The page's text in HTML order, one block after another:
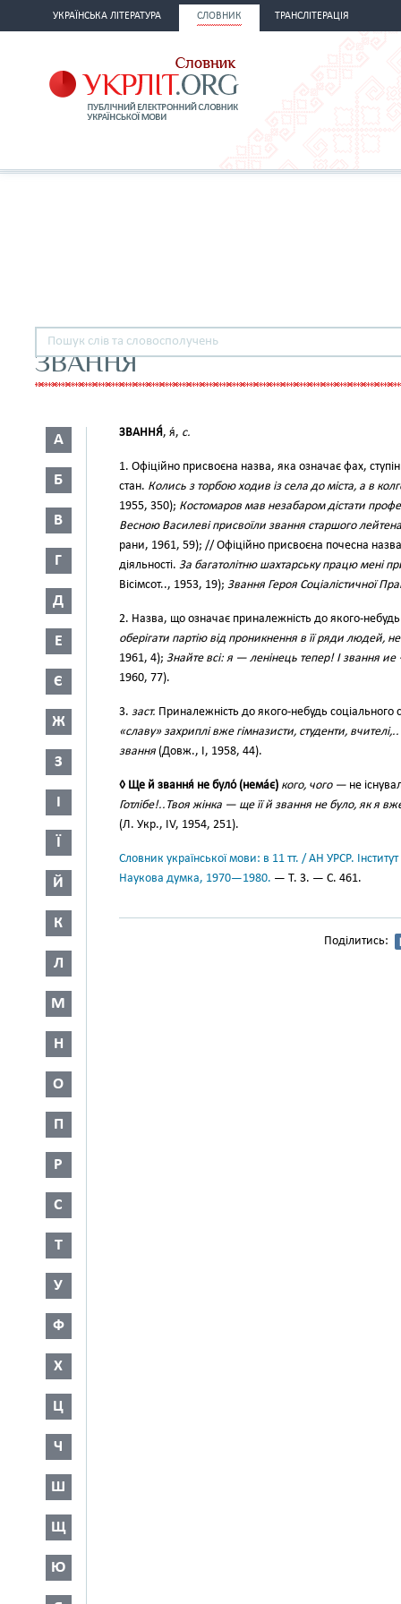
УКРАЇНСЬКА ЛІТЕРАТУРА СЛОВНИК ТРАНСЛІТЕРАЦІЯ
ЗВАННЯ
А
Б
В
Г
Д
Е
Є
Ж
З
І
Ї
Й
К
Л
М
Н
О
П
Р
С
Т
У
Ф
Х
Ц
Ч
Ш
Щ
Ю
ЗВАННЯ́, я́, с.
1. Офіційно присвоєна назва, яка означає фах,
стан. Колись з торбою ходив із села до міста, а в
1955, 350); Костомаров мав незабаром дістати
Весною Василеві присвоїли звання старшого
рани, 1961, 59); // Офіційно присвоєна почесна назва
діяльності. За багатолітню шахтарську працю мені
Вісімсот.., 1953, 19); Звання Героя Соціалістичної
2. Назва, що означає приналежність до якого-небудь
оберігати партію від проникнення в її ряди людей,
1961, 4); Знайте всі: я — ленінець тепер! І звання
1960, 77).
3. заст. Приналежність до якого-небудь соціального
«славу» захриплі вже гімназисти, студенти,
звання (Довж., І, 1958, 44).
◊ Ще й звання́ не було́ (нема́є) кого, чого — не
Готлібе!..Твоя жінка — ще її й звання не було, як я
(Л. Укр., IV, 1954, 251).
Словник української мови: в 11 тт. / АН УРСР.
Наукова думка, 1970—1980. — Т. 3. — С. 461.
Поділитись: